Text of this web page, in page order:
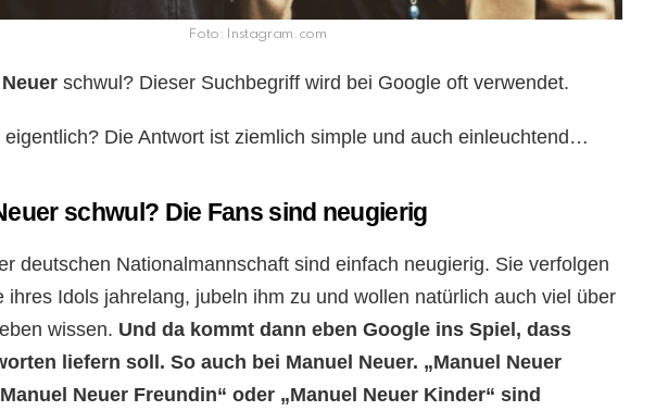
Foto: Instagram.com
schwul? Dieser Suchbegriff wird bei Google oft verwendet.
eigentlich? Die Antwort ist ziemlich simple und auch einleuchtend…
schwul? Die Fans sind neugierig
deutschen Nationalmannschaft sind einfach neugierig. Sie verfolgen
ihres Idols jahrelang, jubeln ihm zu und wollen natürlich auch viel über
wissen. Und da kommt dann eben Google ins Spiel, dass
liefern soll. So auch bei Manuel Neuer. „Manuel Neuer
Neuer Freundin“ oder „Manuel Neuer Kinder“ sind